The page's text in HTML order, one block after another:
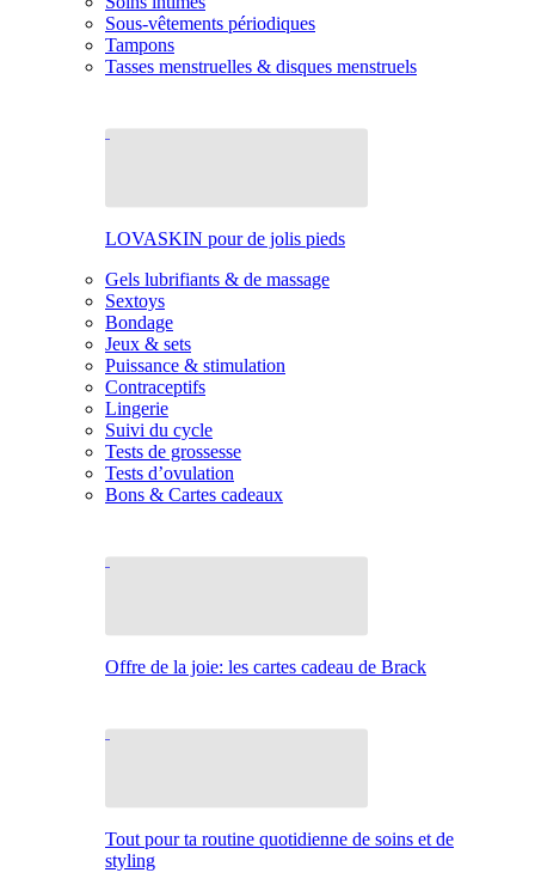
Sous-vêtements périodiques
Tampons
Tasses menstruelles & disques menstruels
LOVASKIN pour de jolis pieds
Gels lubrifiants & de massage
Sextoys
Bondage
Jeux & sets
Puissance & stimulation
Contraceptifs
Lingerie
Suivi du cycle
Tests de grossesse
Tests d’ovulation
Bons & Cartes cadeaux
Offre de la joie: les cartes cadeau de Brack
Tout pour ta routine quotidienne de soins et de
styling